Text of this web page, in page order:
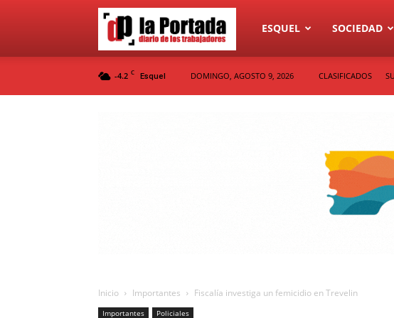
Diario
ESQUEL SOCIEDAD
-4.2 C Esquel DOMINGO, AGOSTO 9, 2026 CLASIFICADOS
Inicio Importantes Fiscalía investiga un femicidio en Trevelin
Importantes Policiales